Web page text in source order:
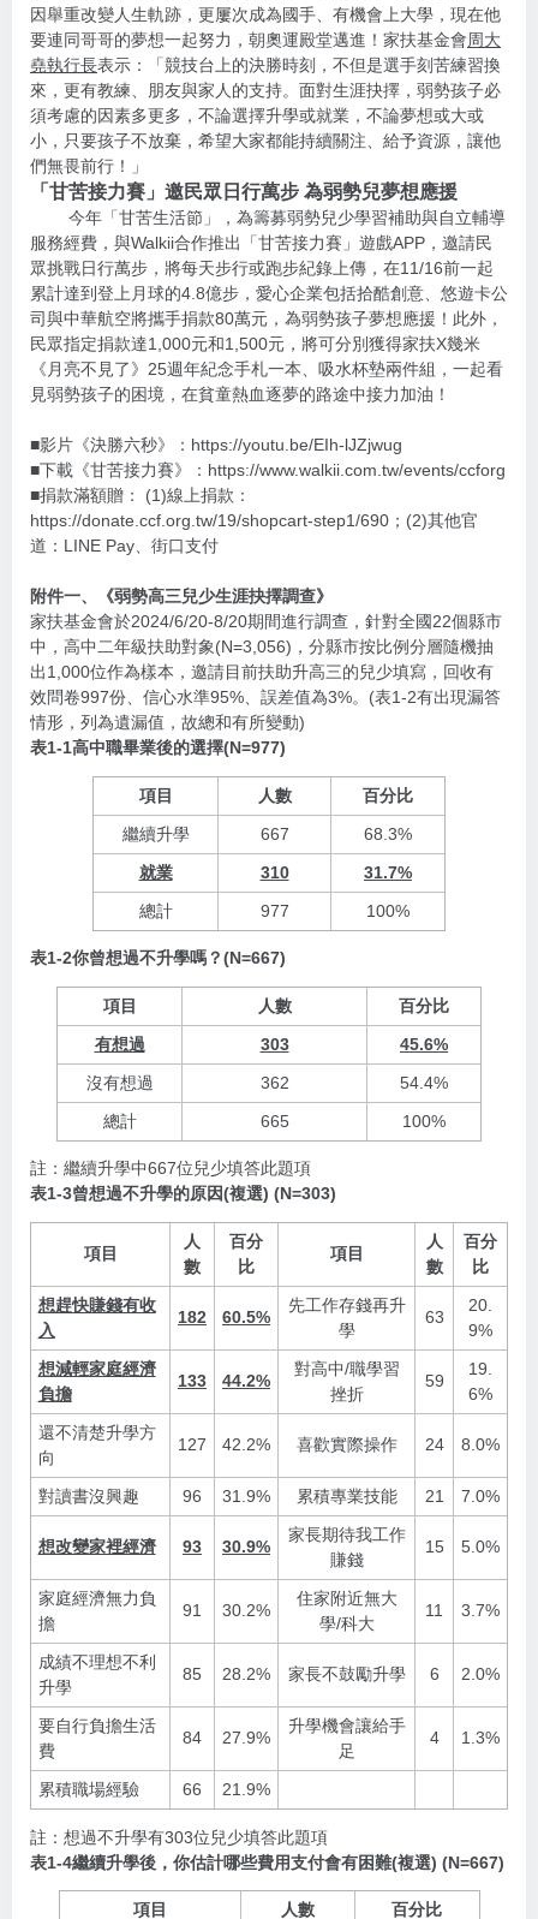
因舉重改變人生軌跡，更屢次成為國手、有機會上大學，現在他
要連同哥哥的夢想一起努力，朝奧運殿堂邁進！家扶基金會周大
堯執行長表示：「競技台上的決勝時刻，不但是選手刻苦練習換
來，更有教練、朋友與家人的支持。面對生涯抉擇，弱勢孩子必
須考慮的因素多更多，不論選擇升學或就業，不論夢想或大或
小，只要孩子不放棄，希望大家都能持續關注、給予資源，讓他
們無畏前行！」
「甘苦接力賽」邀民眾日行萬步 為弱勢兒夢想應援
今年「甘苦生活節」，為籌募弱勢兒少學習補助與自立輔導
服務經費，與Walkii合作推出「甘苦接力賽」遊戲APP，邀請民
眾挑戰日行萬步，將每天步行或跑步紀錄上傳，在11/16前一起
累計達到登上月球的4.8億步，愛心企業包括拾酷創意、悠遊卡公
司與中華航空將攜手捐款80萬元，為弱勢孩子夢想應援！此外，
民眾指定捐款達1,000元和1,500元，將可分別獲得家扶X幾米
《月亮不見了》25週年紀念手札一本、吸水杯墊兩件組，一起看
見弱勢孩子的困境，在貧童熱血逐夢的路途中接力加油！
■影片《決勝六秒》： https://youtu.be/EIh-lJZjwug
■下載《甘苦接力賽》： https://www.walkii.com.tw/events/ccforg
■捐款滿額贈： (1)線上捐款：
https://donate.ccf.org.tw/19/shopcart-step1/690 ；(2)其他官
道：LINE Pay、街口支付
附件一、《弱勢高三兒少生涯抉擇調查》
家扶基金會於2024/6/20-8/20期間進行調查，針對全國22個縣市
中，高中二年級扶助對象(N=3,056)，分縣市按比例分層隨機抽
出1,000位作為樣本，邀請目前扶助升高三的兒少填寫，回收有
效問卷997份、信心水準95%、誤差值為3%。(表1-2有出現漏答
情形，列為遺漏值，故總和有所變動)
表1-1高中職畢業後的選擇(N=977)
項目 人數
百分比
繼續升學
667
68.3%
就業
310
31.7%
總計
977 100%
表1-2你曾想過不升學嗎？(N=667)
項目 人數
百分比
有想過
303
45.6%
沒有想過
362
54.4%
總計
665 100%
註：繼續升學中667位兒少填答此題項
表1-3曾想過不升學的原因(複選) (N=303)
項目
人
數
百分
比
項目
人
數
百分
比
想趕快賺錢有收
入
182 60.5%
先工作存錢再升
學
63
20.
9%
想減輕家庭經濟
負擔
133 44.2%
對高中/職學習
挫折
59
19.
6%
還不清楚升學方
向
127 42.2% 喜歡實際操作 24 8.0%
對讀書沒興趣 96 31.9% 累積專業技能 21 7.0%
想改變家裡經濟 93 30.9%
家長期待我工作
賺錢
15 5.0%
家庭經濟無力負
擔
91 30.2%
住家附近無大
學/科大
11 3.7%
成績不理想不利
升學
85 28.2% 家長不鼓勵升學 6 2.0%
要自行負擔生活
費
84 27.9%
升學機會讓給手
足
4 1.3%
累積職場經驗 66 21.9%
註：想過不升學有303位兒少填答此題項
表1-4繼續升學後，你估計哪些費用支付會有困難(複選) (N=667)
項目 人數 百分比